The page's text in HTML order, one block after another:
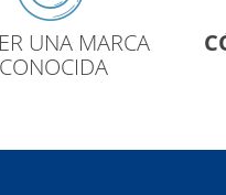
CÓMO